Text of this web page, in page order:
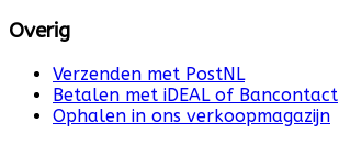
Overig
Verzenden met PostNL
Betalen met iDEAL of Bancontact
Ophalen in ons verkoopmagazijn